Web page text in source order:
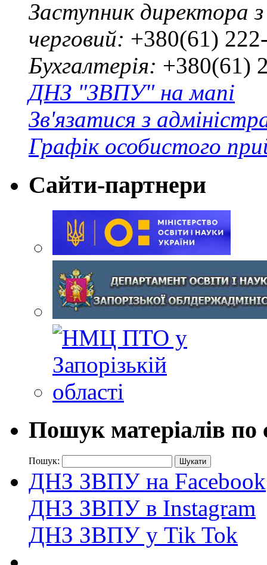
Заступник директора
черговий: +380(61)
Бухгалтерія: +380(61)
ДНЗ "ЗВПУ" на мапі
Зв'язатися з
Графік особистого
Сайти-партнери
Пошук матеріалів по
Пошук:
ДНЗ ЗВПУ на Facebook
ДНЗ ЗВПУ в Instagram
ДНЗ ЗВПУ у Tik Tok